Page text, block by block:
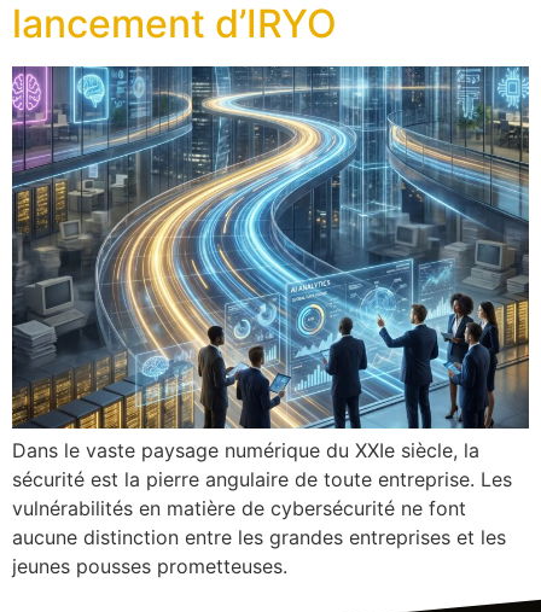
lancement d’IRYO
Dans le vaste paysage numérique du XXIe siècle, la
sécurité est la pierre angulaire de toute entreprise. Les
vulnérabilités en matière de cybersécurité ne font
aucune distinction entre les grandes entreprises et les
jeunes pousses prometteuses.